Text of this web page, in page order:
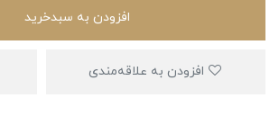
افزودن به سبدخرید